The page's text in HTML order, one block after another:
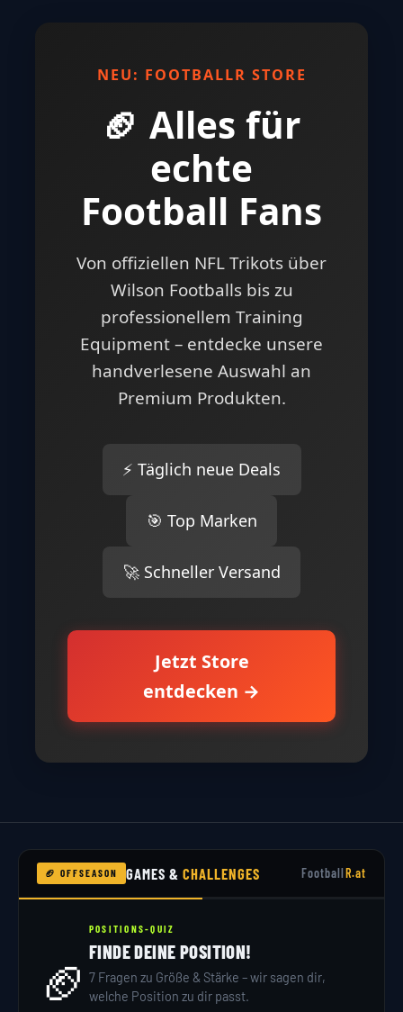
NEU: FOOTBALLR STORE
🏈 Alles für
echte
Football Fans
Von offiziellen NFL Trikots über
Wilson Footballs bis zu
professionellem Training
Equipment – entdecke unsere
handverlesene Auswahl an
Premium Produkten.
⚡ Täglich neue Deals
🎯 Top Marken
🚀 Schneller Versand
Jetzt Store
entdecken →
🏈 OFFSEASON GAMES &CHALLENGES FootballR.at
🏈
POSITIONS-QUIZ
FINDE DEINE POSITION!
7 Fragen zu Größe & Stärke – wir sagen dir,
welche Position zu dir passt.